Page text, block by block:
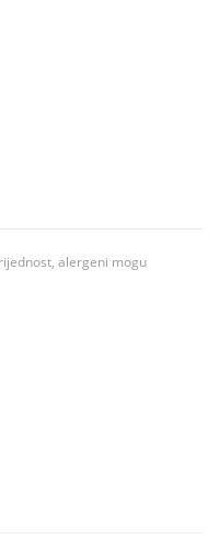
alergeni mogu